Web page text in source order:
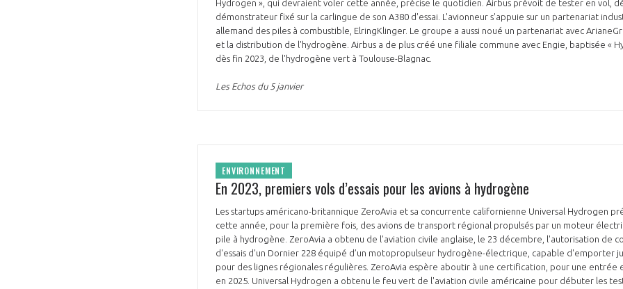
Hydrogen », qui devraient voler cette année, précise le quotidien. Airbus prévoit de tester en vol,
démonstrateur fixé sur la carlingue de son A380 d'essai. L'avionneur s'appuie sur un partenariat
allemand des piles à combustible, ElringKlinger. Le groupe a aussi noué un partenariat avec
et la distribution de l'hydrogène. Airbus a de plus créé une filiale commune avec Engie, baptisée «
dès fin 2023, de l'hydrogène vert à Toulouse-Blagnac.
Les Echos du 5 janvier
ENVIRONNEMENT
En 2023, premiers vols d’essais pour les avions à hydrogène
Les startups américano-britannique ZeroAvia et sa concurrente californienne Universal Hydrogen
cette année, pour la première fois, des avions de transport régional propulsés par un moteur
pile à hydrogène. ZeroAvia a obtenu de l'aviation civile anglaise, le 23 décembre, l'autorisation de
d'essais d'un Dornier 228 équipé d’un motopropulseur hydrogène-électrique, capable d'emporter
pour des lignes régionales régulières. ZeroAvia espère aboutir à une certification, pour une entrée
en 2025. Universal Hydrogen a obtenu le feu vert de l'aviation civile américaine pour débuter les
ADHÉRENTS
VOUS ÊTES UN
Développez votre activité à l’étranger et assurez la
pérennité de votre entreprise à l’international
Rejoignez une filière
réseau au sein d’un
DEMANDE D’ADHÉSION